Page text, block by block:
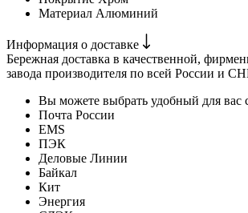
Материал Алюминий
Информация о доставке
Бережная доставка в качественной,
завода производителя по всей России и
Вы можете выбрать удобный для вас
Почта России
EMS
ПЭК
Деловые Линии
Байкал
Кит
Энергия